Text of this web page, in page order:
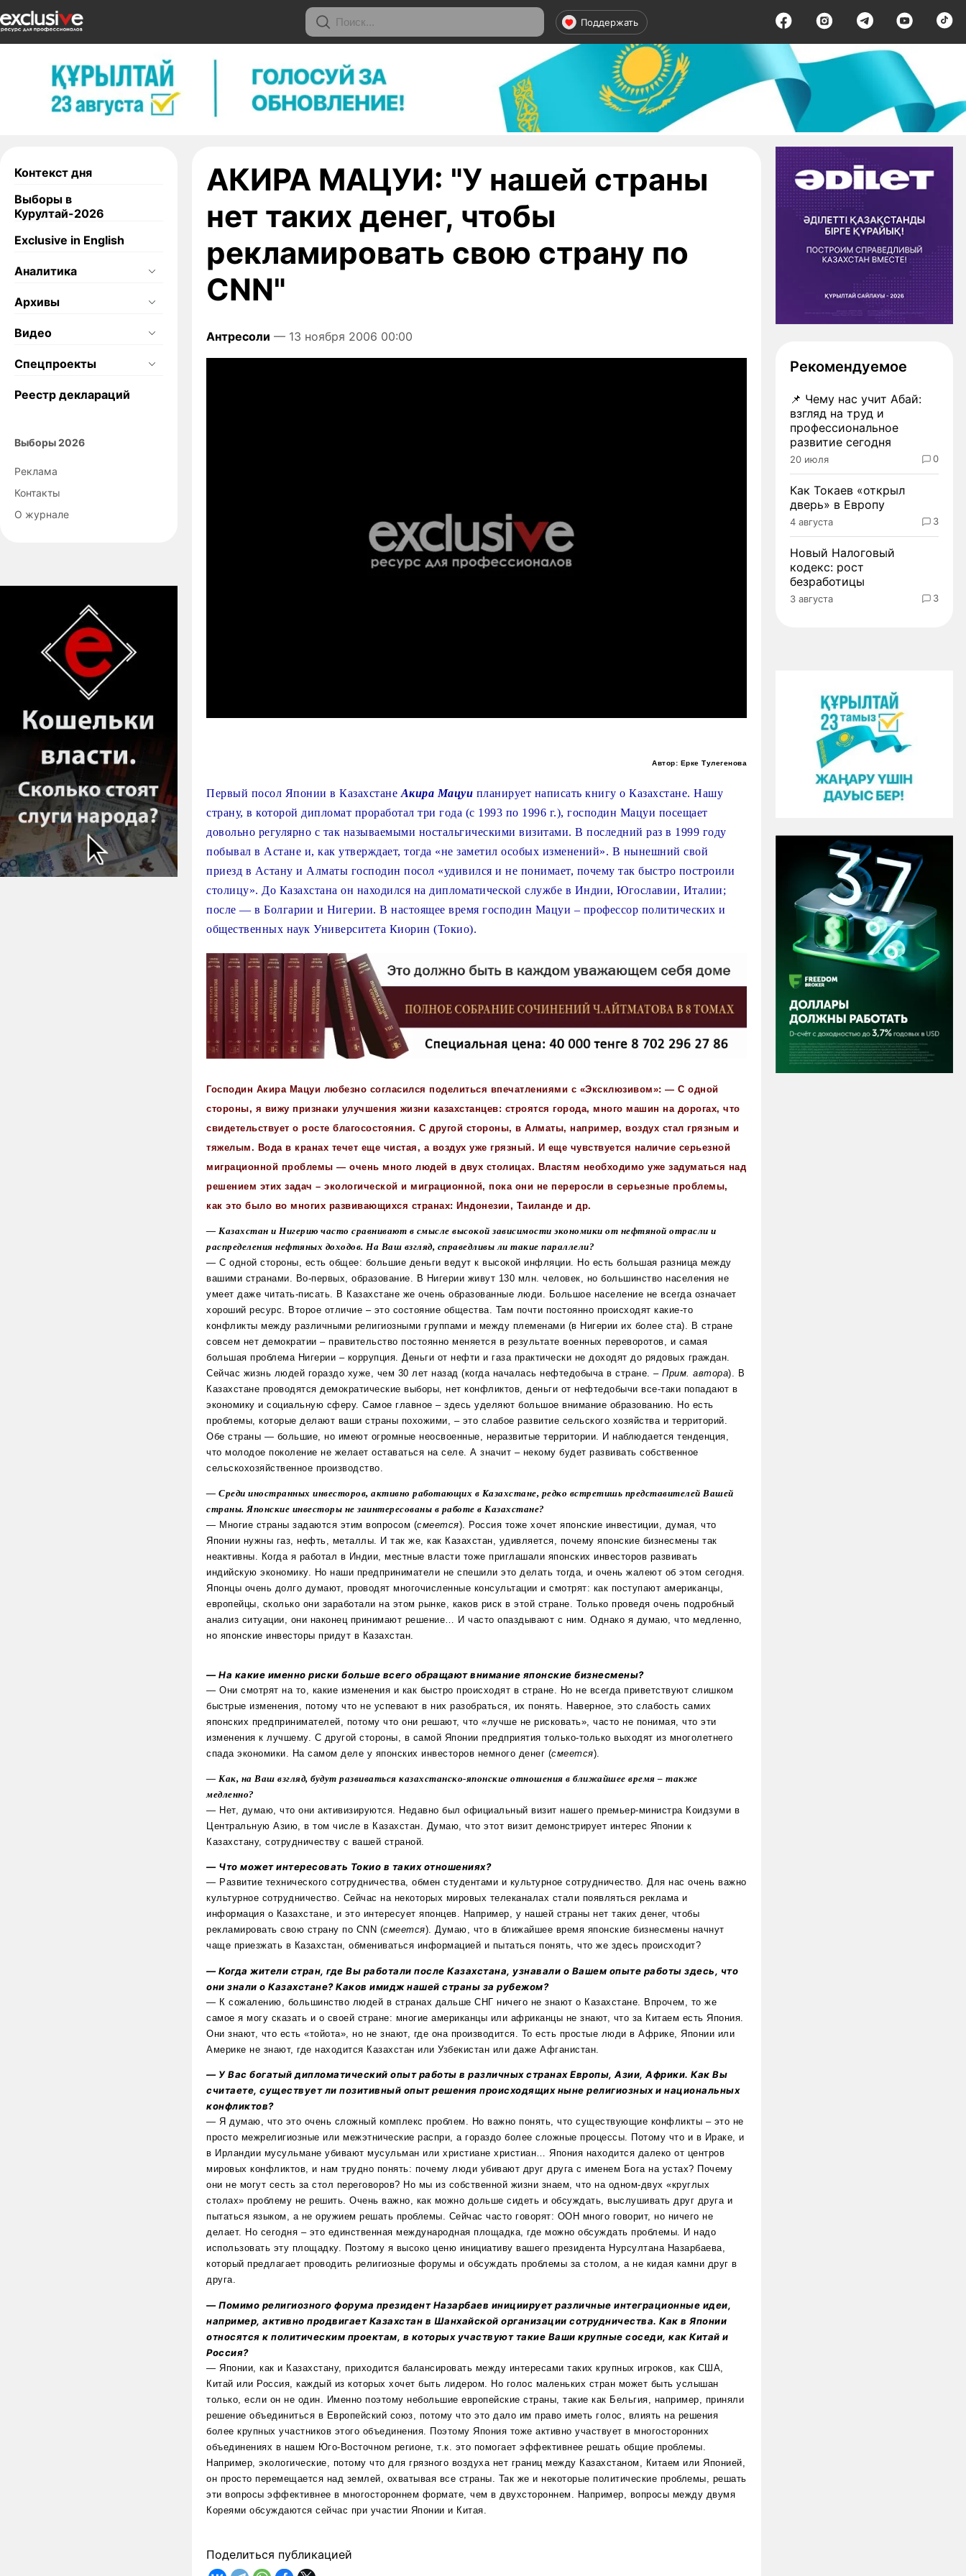
Поддержать
Контекст дня
Выборы в
Курултай-2026
Exclusive in English
Аналитика
Архивы
Видео
Спецпроекты
Реестр деклараций
Выборы 2026
Реклама
Контакты
О журнале
АКИРА МАЦУИ: "У нашей страны
нет таких денег, чтобы
рекламировать свою страну по
CNN"
Антресоли — 13 ноября 2006 00:00
Автор: Ерке Тулегенова
Первый посол Японии в Казахстане Акира Мацуи планирует написать книгу о Казахстане. Нашу
страну, в которой дипломат проработал три года (с 1993 по 1996 г.), господин Мацуи посещает
довольно регулярно с так называемыми ностальгическими визитами. В последний раз в 1999 году
побывал в Астане и, как утверждает, тогда «не заметил особых изменений». В нынешний свой
приезд в Астану и Алматы господин посол «удивился и не понимает, почему так быстро построили
столицу». До Казахстана он находился на дипломатической службе в Индии, Югославии, Италии;
после — в Болгарии и Нигерии. В настоящее время господин Мацуи – профессор политических и
общественных наук Университета Киорин (Токио).
Господин Акира Мацуи любезно согласился поделиться впечатлениями с «Эксклюзивом»: — С одной
стороны, я вижу признаки улучшения жизни казахстанцев: строятся города, много машин на дорогах, что
свидетельствует о росте благосостояния. С другой стороны, в Алматы, например, воздух стал грязным и
тяжелым. Вода в кранах течет еще чистая, а воздух уже грязный. И еще чувствуется наличие серьезной
миграционной проблемы — очень много людей в двух столицах. Властям необходимо уже задуматься над
решением этих задач – экологической и миграционной, пока они не переросли в серьезные проблемы,
как это было во многих развивающихся странах: Индонезии, Таиланде и др.
— Казахстан и Нигерию часто сравнивают в смысле высокой зависимости экономики от нефтяной отрасли и
распределения нефтяных доходов. На Ваш взгляд, справедливы ли такие параллели?
— С одной стороны, есть общее: большие деньги ведут к высокой инфляции. Но есть большая разница между
вашими странами. Во-первых, образование. В Нигерии живут 130 млн. человек, но большинство населения не
умеет даже читать-писать. В Казахстане же очень образованные люди. Большое население не всегда означает
хороший ресурс. Второе отличие – это состояние общества. Там почти постоянно происходят какие-то
конфликты между различными религиозными группами и между племенами (в Нигерии их более ста). В стране
совсем нет демократии – правительство постоянно меняется в результате военных переворотов, и самая
большая проблема Нигерии – коррупция. Деньги от нефти и газа практически не доходят до рядовых граждан.
Сейчас жизнь людей гораздо хуже, чем 30 лет назад (когда началась нефтедобыча в стране. – Прим. автора). В
Казахстане проводятся демократические выборы, нет конфликтов, деньги от нефтедобычи все-таки попадают в
экономику и социальную сферу. Самое главное – здесь уделяют большое внимание образованию. Но есть
проблемы, которые делают ваши страны похожими, – это слабое развитие сельского хозяйства и территорий.
Обе страны — большие, но имеют огромные неосвоенные, неразвитые территории. И наблюдается тенденция,
что молодое поколение не желает оставаться на селе. А значит – некому будет развивать собственное
сельскохозяйственное производство.
— Среди иностранных инвесторов, активно работающих в Казахстане, редко встретишь представителей Вашей
страны. Японские инвесторы не заинтересованы в работе в Казахстане?
— Многие страны задаются этим вопросом (смеется). Россия тоже хочет японские инвестиции, думая, что
Японии нужны газ, нефть, металлы. И так же, как Казахстан, удивляется, почему японские бизнесмены так
неактивны. Когда я работал в Индии, местные власти тоже приглашали японских инвесторов развивать
индийскую экономику. Но наши предприниматели не спешили это делать тогда, и очень жалеют об этом сегодня.
Японцы очень долго думают, проводят многочисленные консультации и смотрят: как поступают американцы,
европейцы, сколько они заработали на этом рынке, каков риск в этой стране. Только проведя очень подробный
анализ ситуации, они наконец принимают решение… И часто опаздывают с ним. Однако я думаю, что медленно,
но японские инвесторы придут в Казахстан.
— На какие именно риски больше всего обращают внимание японские бизнесмены?
— Они смотрят на то, какие изменения и как быстро происходят в стране. Но не всегда приветствуют слишком
быстрые изменения, потому что не успевают в них разобраться, их понять. Наверное, это слабость самих
японских предпринимателей, потому что они решают, что «лучше не рисковать», часто не понимая, что эти
изменения к лучшему. С другой стороны, в самой Японии предприятия только-только выходят из многолетнего
спада экономики. На самом деле у японских инвесторов немного денег (смеется).
— Как, на Ваш взгляд, будут развиваться казахстанско-японские отношения в ближайшее время – также
медленно?
— Нет, думаю, что они активизируются. Недавно был официальный визит нашего премьер-министра Коидзуми в
Центральную Азию, в том числе в Казахстан. Думаю, что этот визит демонстрирует интерес Японии к
Казахстану, сотрудничеству с вашей страной.
— Что может интересовать Токио в таких отношениях?
— Развитие технического сотрудничества, обмен студентами и культурное сотрудничество. Для нас очень важно
культурное сотрудничество. Сейчас на некоторых мировых телеканалах стали появляться реклама и
информация о Казахстане, и это интересует японцев. Например, у нашей страны нет таких денег, чтобы
рекламировать свою страну по CNN (смеется). Думаю, что в ближайшее время японские бизнесмены начнут
чаще приезжать в Казахстан, обмениваться информацией и пытаться понять, что же здесь происходит?
— Когда жители стран, где Вы работали после Казахстана, узнавали о Вашем опыте работы здесь, что
они знали о Казахстане? Каков имидж нашей страны за рубежом?
— К сожалению, большинство людей в странах дальше СНГ ничего не знают о Казахстане. Впрочем, то же
самое я могу сказать и о своей стране: многие американцы или африканцы не знают, что за Китаем есть Япония.
Они знают, что есть «тойота», но не знают, где она производится. То есть простые люди в Африке, Японии или
Америке не знают, где находится Казахстан или Узбекистан или даже Афганистан.
— У Вас богатый дипломатический опыт работы в различных странах Европы, Азии, Африки. Как Вы
считаете, существует ли позитивный опыт решения происходящих ныне религиозных и национальных
конфликтов?
— Я думаю, что это очень сложный комплекс проблем. Но важно понять, что существующие конфликты – это не
просто межрелигиозные или межэтнические распри, а гораздо более сложные процессы. Потому что и в Ираке, и
в Ирландии мусульмане убивают мусульман или христиане христиан… Япония находится далеко от центров
мировых конфликтов, и нам трудно понять: почему люди убивают друг друга с именем Бога на устах? Почему
они не могут сесть за стол переговоров? Но мы из собственной жизни знаем, что на одном-двух «круглых
столах» проблему не решить. Очень важно, как можно дольше сидеть и обсуждать, выслушивать друг друга и
пытаться языком, а не оружием решать проблемы. Сейчас часто говорят: ООН много говорит, но ничего не
делает. Но сегодня – это единственная международная площадка, где можно обсуждать проблемы. И надо
использовать эту площадку. Поэтому я высоко ценю инициативу вашего президента Нурсултана Назарбаева,
который предлагает проводить религиозные форумы и обсуждать проблемы за столом, а не кидая камни друг в
друга.
— Помимо религиозного форума президент Назарбаев инициирует различные интеграционные идеи,
например, активно продвигает Казахстан в Шанхайской организации сотрудничества. Как в Японии
относятся к политическим проектам, в которых участвуют такие Ваши крупные соседи, как Китай и
Россия?
— Японии, как и Казахстану, приходится балансировать между интересами таких крупных игроков, как США,
Китай или Россия, каждый из которых хочет быть лидером. Но голос маленьких стран может быть услышан
только, если он не один. Именно поэтому небольшие европейские страны, такие как Бельгия, например, приняли
решение объединиться в Европейский союз, потому что это дало им право иметь голос, влиять на решения
более крупных участников этого объединения. Поэтому Япония тоже активно участвует в многосторонних
объединениях в нашем Юго-Восточном регионе, т.к. это помогает эффективнее решать общие проблемы.
Например, экологические, потому что для грязного воздуха нет границ между Казахстаном, Китаем или Японией,
он просто перемещается над землей, охватывая все страны. Так же и некоторые политические проблемы, решать
эти вопросы эффективнее в многостороннем формате, чем в двухстороннем. Например, вопросы между двумя
Кореями обсуждаются сейчас при участии Японии и Китая.
Поделиться публикацией
Рекомендуемое
📌 Чему нас учит Абай:
взгляд на труд и
профессиональное
развитие сегодня
20 июля 0
Как Токаев «открыл
дверь» в Европу
4 августа 3
Новый Налоговый
кодекс: рост
безработицы
3 августа 3